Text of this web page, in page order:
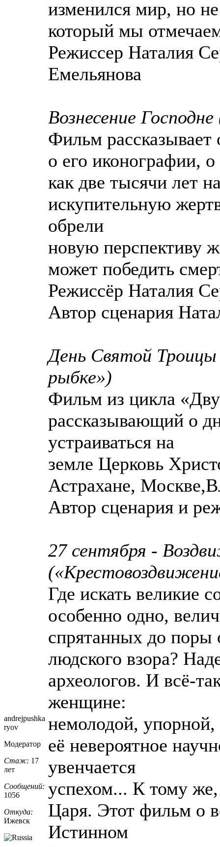
andrejpushka
ryov
Модератор
Стаж: 17
лет
Сообщений:
1056
Откуда:
Ижевск
изменился мир, но
который мы
Режиссер Наталия
Емельянова
Вознесение
Фильм рассказывает
о его иконографии,
как две тысячи лет
искупительную
обрели
новую перспективу
может победить
Режиссёр Наталия
Автор сценария
День Святой
рыбке»)
Фильм из цикла
рассказывающий о
устраиваться на
земле Церковь
Астрахане,
Автор сценария и
27 сентября -
Где искать великие
особенно одно,
спрятанных до поры
людского взора?
археологов. И всё-
женщине:
немолодой,
её невероятное
увенчается
успехом... К тому
Царя. Этот фильм о
Истинном